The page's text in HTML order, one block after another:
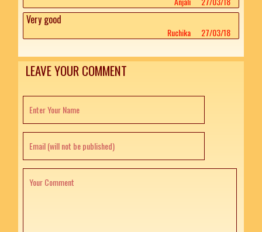
Very good
Ruchika 27/03/18
LEAVE YOUR COMMENT